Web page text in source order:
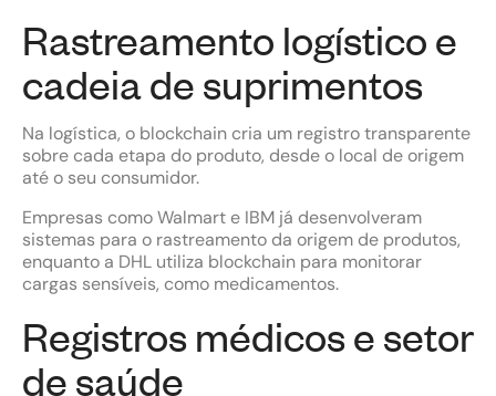
Rastreamento logístico e
cadeia de suprimentos
Na logística, o blockchain cria um registro transparente
sobre cada etapa do produto, desde o local de origem
até o seu consumidor.
Empresas como Walmart e IBM já desenvolveram
sistemas para o rastreamento da origem de produtos,
enquanto a DHL utiliza blockchain para monitorar
cargas sensíveis, como medicamentos.
Registros médicos e setor
de saúde